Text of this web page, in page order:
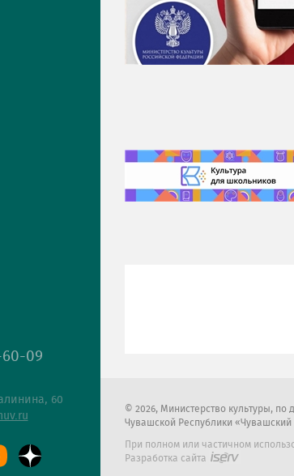
60-09
60
2026, Министерство культуры, по
Чувашской Республики
При полном или частичном
Разработка сайта